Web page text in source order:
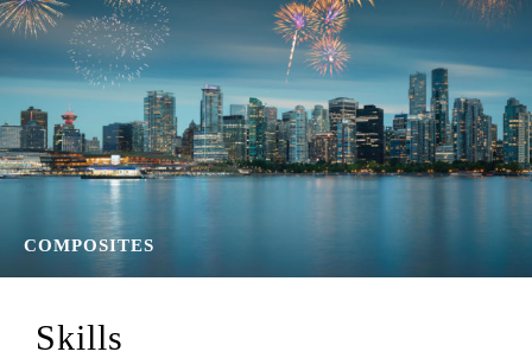
COMPOSITES
Skills